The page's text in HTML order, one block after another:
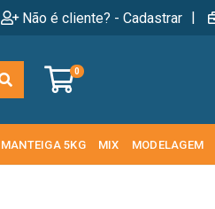
Não é cliente? - Cadastrar |
0
MANTEIGA 5KG MIX MODELAGEM